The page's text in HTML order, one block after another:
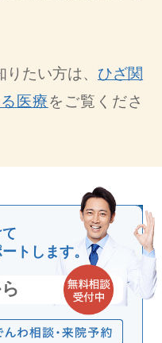
たい方は、 ひざ関
医療をご覧くださ
トします。